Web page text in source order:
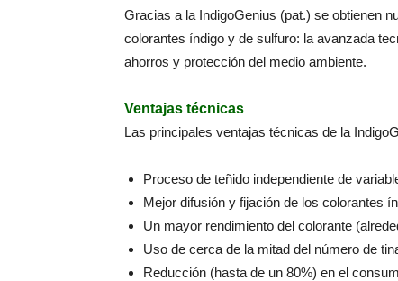
Gracias a la IndigoGenius (pat.) se obtienen
colorantes índigo y de sulfuro: la avanzada
ahorros y protección del medio ambiente.
Ventajas técnicas
Las principales ventajas técnicas de la
Proceso de teñido independiente de
Mejor difusión y fijación de los colorantes
Un mayor rendimiento del colorante
Uso de cerca de la mitad del número de
Reducción (hasta de un 80%) en el